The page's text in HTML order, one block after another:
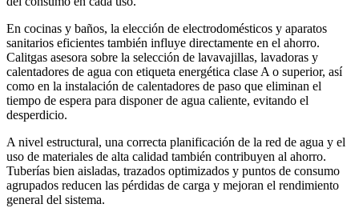
En cocinas y baños, la elección de electrodomésticos y aparatos
sanitarios eficientes también influye directamente en el ahorro.
Calitgas asesora sobre la selección de lavavajillas, lavadoras y
calentadores de agua con etiqueta energética clase A o superior, así
como en la instalación de calentadores de paso que eliminan el
tiempo de espera para disponer de agua caliente, evitando el
desperdicio.
A nivel estructural, una correcta planificación de la red de agua y el
uso de materiales de alta calidad también contribuyen al ahorro.
Tuberías bien aisladas, trazados optimizados y puntos de consumo
agrupados reducen las pérdidas de carga y mejoran el rendimiento
general del sistema.